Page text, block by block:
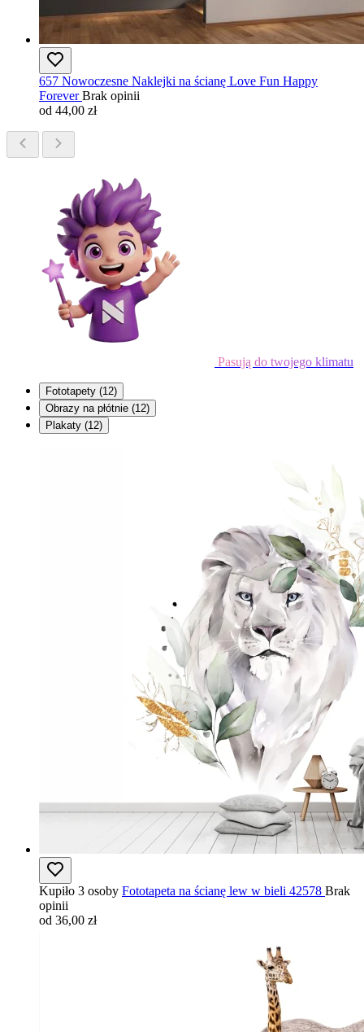
657 Nowoczesne Naklejki na ścianę Love Fun Happy
Forever Brak opinii
od 44,00 zł
Pasują do twojego klimatu
Fototapety (12)
Obrazy na płótnie (12)
Plakaty (12)
Kupiło 3 osoby Fototapeta na ścianę lew w bieli 42578 Brak
opinii
od 36,00 zł